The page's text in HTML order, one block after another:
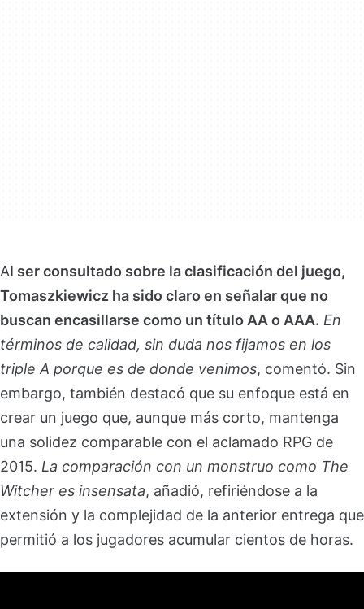
Al ser consultado sobre la clasificación del juego,
Tomaszkiewicz ha sido claro en señalar que no
buscan encasillarse como un título AA o AAA. En
términos de calidad, sin duda nos fijamos en los
triple A porque es de donde venimos, comentó. Sin
embargo, también destacó que su enfoque está en
crear un juego que, aunque más corto, mantenga
una solidez comparable con el aclamado RPG de
2015. La comparación con un monstruo como The
Witcher es insensata, añadió, refiriéndose a la
extensión y la complejidad de la anterior entrega que
permitió a los jugadores acumular cientos de horas.